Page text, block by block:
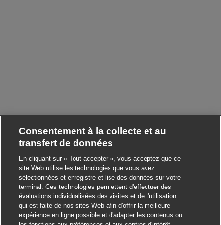
Consentement à la collecte et au
transfert de données
En cliquant sur « Tout accepter », vous acceptez que ce
site Web utilise les technologies que vous avez
sélectionnées et enregistre et lise des données sur votre
terminal. Ces technologies permettent d'effectuer des
évaluations individualisées des visites et de l'utilisation
qui est faite de nos sites Web afin d'offrir la meilleure
expérience en ligne possible et d'adapter les contenus ou